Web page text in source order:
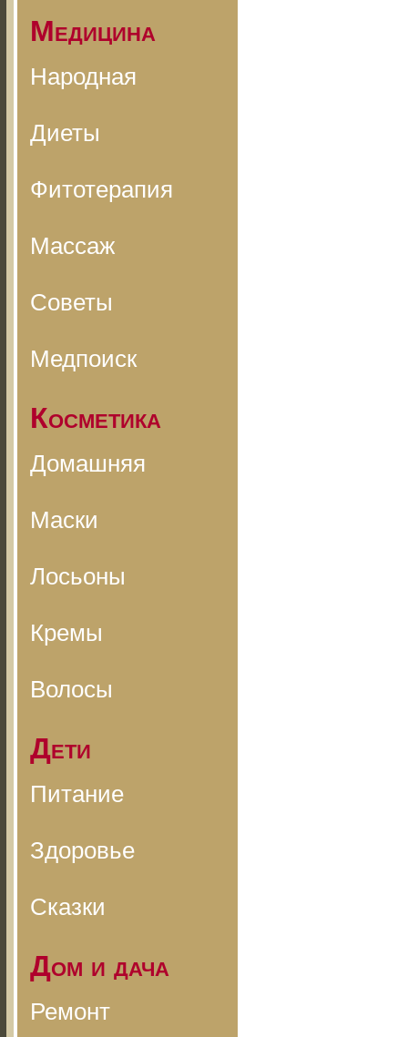
Медицина
Народная
Диеты
Фитотерапия
Массаж
Советы
Медпоиск
Косметика
Домашняя
Маски
Лосьоны
Кремы
Волосы
Дети
Питание
Здоровье
Сказки
Дом и дача
Ремонт